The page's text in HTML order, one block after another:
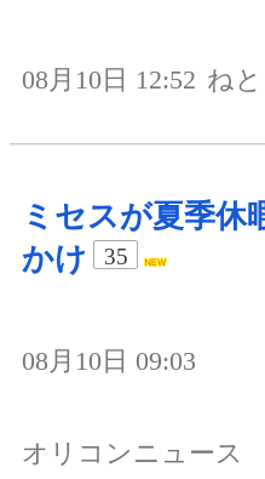
08月10日 12:52 ね
ミセスが夏季休
かけ
35
08月10日 09:03
オリコンニュース